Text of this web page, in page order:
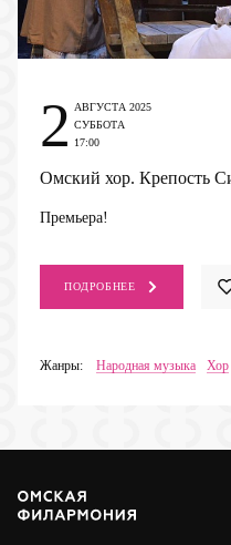
Омский хор. Крепость
Премьера!
Жанры: Народная музыка Хор
2
АВГУСТА 2025
СУББОТА
17:00
ПОДРОБНЕЕ